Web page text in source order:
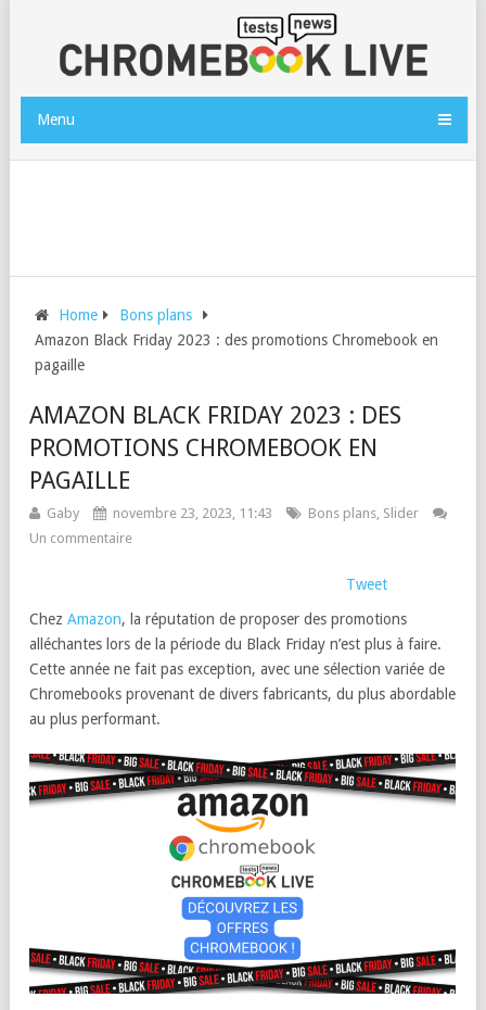
Menu
Home
Bons plans
Amazon Black Friday 2023 : des promotions Chromebook en
pagaille
AMAZON BLACK FRIDAY 2023 : DES
PROMOTIONS CHROMEBOOK EN
PAGAILLE
Gaby novembre 23, 2023, 11:43 Bons plans, Slider
Un commentaire
Tweet
Chez Amazon, la réputation de proposer des promotions
alléchantes lors de la période du Black Friday n’est plus à faire.
Cette année ne fait pas exception, avec une sélection variée de
Chromebooks provenant de divers fabricants, du plus abordable
au plus performant.